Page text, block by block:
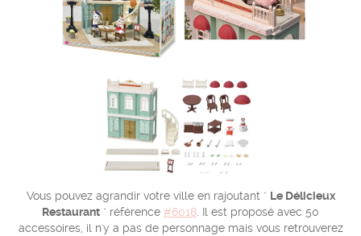
Vous pouvez agrandir votre ville en rajoutant " Le Délicieux
Restaurant " référence #6018 . Il est proposé avec 50
accessoires, il n'y a pas de personnage mais vous retrouverez